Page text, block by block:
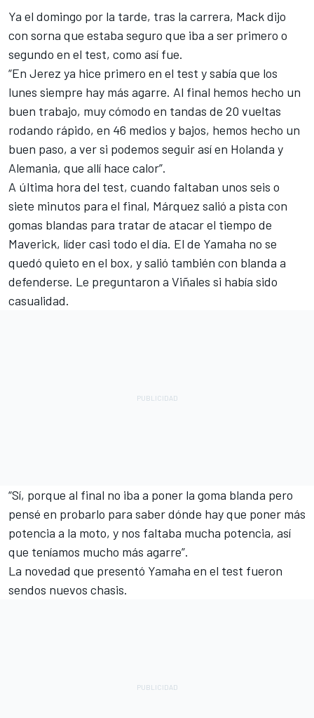
Ya el domingo por la tarde, tras la carrera, Mack dijo
con sorna que estaba seguro que iba a ser primero o
segundo en el test, como así fue.
“En Jerez ya hice primero en el test y sabía que los
lunes siempre hay más agarre. Al final hemos hecho un
buen trabajo, muy cómodo en tandas de 20 vueltas
rodando rápido, en 46 medios y bajos, hemos hecho un
buen paso, a ver si podemos seguir así en Holanda y
Alemania, que allí hace calor”.
A última hora del test, cuando faltaban unos seis o
siete minutos para el final, Márquez salió a pista con
gomas blandas para tratar de atacar el tiempo de
Maverick, líder casi todo el día. El de Yamaha no se
quedó quieto en el box, y salió también con blanda a
defenderse. Le preguntaron a Viñales si había sido
casualidad.
“Sí, porque al final no iba a poner la goma blanda pero
pensé en probarlo para saber dónde hay que poner más
potencia a la moto, y nos faltaba mucha potencia, así
que teníamos mucho más agarre”.
La novedad que presentó Yamaha en el test fueron
sendos nuevos chasis.